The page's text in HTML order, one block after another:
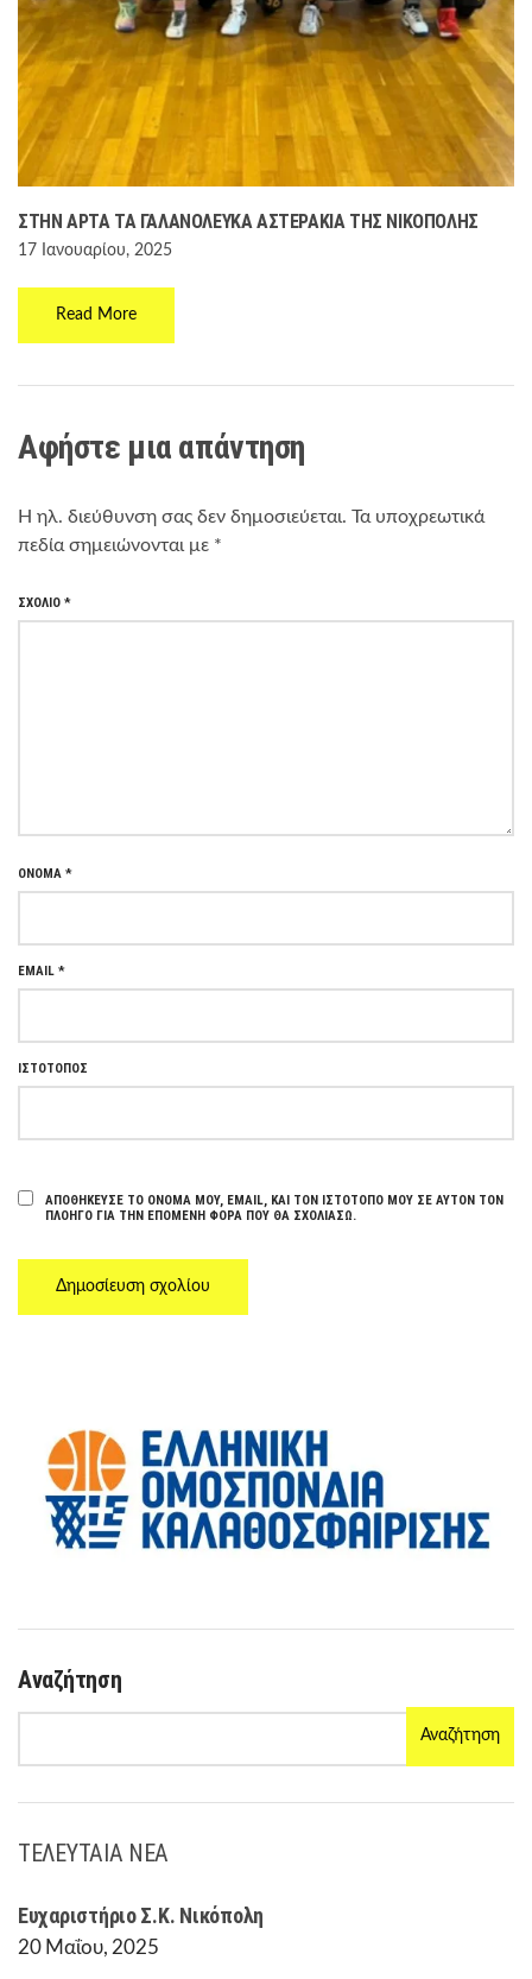
ΣΤΗΝ ΆΡΤΑ ΤΑ ΓΑΛΑΝΌΛΕΥΚΑ ΑΣΤΕΡΆΚΙΑ ΤΗΣ ΝΙΚΌΠΟΛΗΣ
17 Ιανουαρίου, 2025
Read More
Αφήστε μια απάντηση
Η ηλ. διεύθυνση σας δεν δημοσιεύεται. Τα υποχρεωτικά
πεδία σημειώνονται με *
ΣΧΌΛΙΟ *
ΌΝΟΜΑ *
EMAIL *
ΙΣΤΌΤΟΠΟΣ
ΑΠΟΘΉΚΕΥΣΕ ΤΟ ΌΝΟΜΆ ΜΟΥ, EMAIL, ΚΑΙ ΤΟΝ ΙΣΤΌΤΟΠΟ ΜΟΥ ΣΕ ΑΥΤΌΝ ΤΟΝ
ΠΛΟΗΓΌ ΓΙΑ ΤΗΝ ΕΠΌΜΕΝΗ ΦΟΡΆ ΠΟΥ ΘΑ ΣΧΟΛΙΆΣΩ.
Αναζήτηση
Αναζήτηση
ΤΕΛΕΥΤΑΙΑ ΝΕΑ
Ευχαριστήριο Σ.Κ. Νικόπολη
20 Μαΐου, 2025